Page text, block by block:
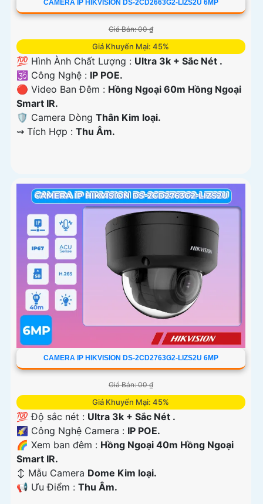
CAMERA IP HIKVISION DS-2CD2663G2-LIZS2U 6MP
Giá Bán: 00 ₫
Giá Khuyến Mại: 45%
💯 Hình Ành Chất Lượng : Ultra 3k + Sắc Nét .
🕉️ Công Nghệ : IP POE.
🔴 Video Ban Đêm : Hồng Ngoại 60m Hồng Ngoại
Smart IR.
🛡 Camera Dòng Thân Kim loại.
️⇝ Tích Hợp : Thu Âm.
CAMERA IP HIKVISION DS-2CD2763G2-LIZS2U 6MP
Giá Bán: 00 ₫
Giá Khuyến Mại: 45%
💯 Độ sắc nét : Ultra 3k + Sắc Nét .
🌠 Công Nghệ Camera : IP POE.
🌈 Xem ban đêm : Hồng Ngoại 40m Hồng Ngoại
Smart IR.
↕️ Mẫu Camera Dome Kim loại.
️📢 Ưu Điểm : Thu Âm.